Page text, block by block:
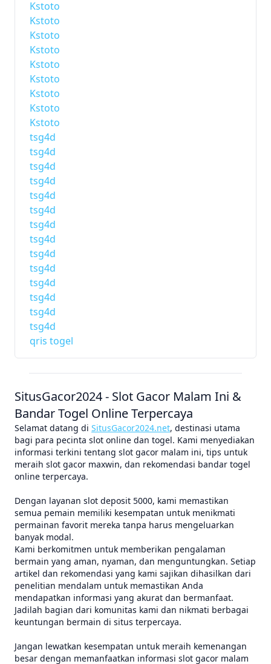
Kstoto
Kstoto
Kstoto
Kstoto
Kstoto
Kstoto
Kstoto
Kstoto
Kstoto
tsg4d
tsg4d
tsg4d
tsg4d
tsg4d
tsg4d
tsg4d
tsg4d
tsg4d
tsg4d
tsg4d
tsg4d
tsg4d
tsg4d
qris togel
SitusGacor2024 - Slot Gacor Malam Ini &
Bandar Togel Online Terpercaya
Selamat datang di SitusGacor2024.net, destinasi utama
bagi para pecinta slot online dan togel. Kami menyediakan
informasi terkini tentang slot gacor malam ini, tips untuk
meraih slot gacor maxwin, dan rekomendasi bandar togel
online terpercaya.
Dengan layanan slot deposit 5000, kami memastikan
semua pemain memiliki kesempatan untuk menikmati
permainan favorit mereka tanpa harus mengeluarkan
banyak modal.
Kami berkomitmen untuk memberikan pengalaman
bermain yang aman, nyaman, dan menguntungkan. Setiap
artikel dan rekomendasi yang kami sajikan dihasilkan dari
penelitian mendalam untuk memastikan Anda
mendapatkan informasi yang akurat dan bermanfaat.
Jadilah bagian dari komunitas kami dan nikmati berbagai
keuntungan bermain di situs terpercaya.
Jangan lewatkan kesempatan untuk meraih kemenangan
besar dengan memanfaatkan informasi slot gacor malam